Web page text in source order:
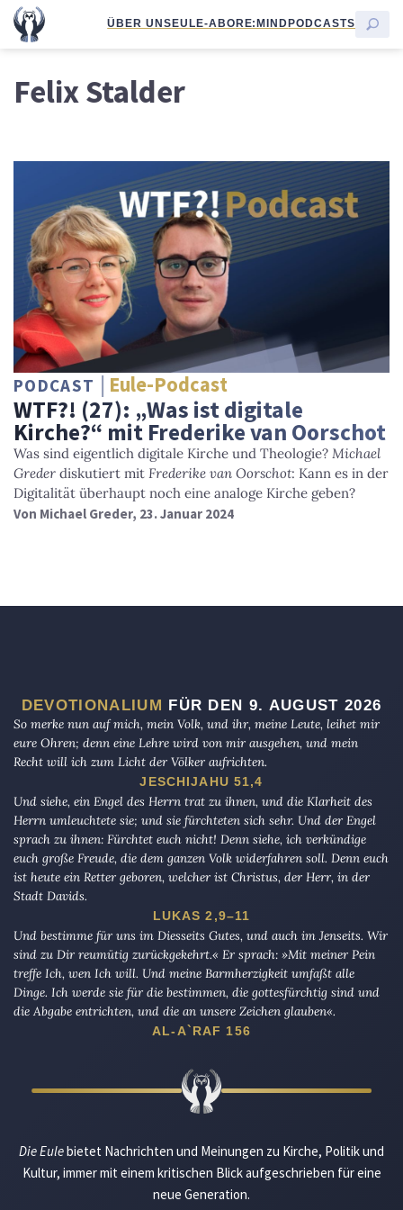
ÜBER UNSEULE-ABORE:MINDPODCASTS
Felix Stalder
PODCAST Eule-Podcast
WTF?! (27): „Was ist digitale
Kirche?“ mit Frederike van Oorschot
Was sind eigentlich digitale Kirche und Theologie? Michael
Greder diskutiert mit Frederike van Oorschot: Kann es in der
Digitalität überhaupt noch eine analoge Kirche geben?
Von Michael Greder, 23. Januar 2024
DEVOTIONALIUM FÜR DEN 9. AUGUST 2026
So merke nun auf mich, mein Volk, und ihr, meine Leute, leihet mir
eure Ohren; denn eine Lehre wird von mir ausgehen, und mein
Recht will ich zum Licht der Völker aufrichten.
JESCHIJAHU 51,4
Und siehe, ein Engel des Herrn trat zu ihnen, und die Klarheit des
Herrn umleuchtete sie; und sie fürchteten sich sehr. Und der Engel
sprach zu ihnen: Fürchtet euch nicht! Denn siehe, ich verkündige
euch große Freude, die dem ganzen Volk widerfahren soll. Denn euch
ist heute ein Retter geboren, welcher ist Christus, der Herr, in der
Stadt Davids.
LUKAS 2,9–11
Und bestimme für uns im Diesseits Gutes, und auch im Jenseits. Wir
sind zu Dir reumütig zurückgekehrt.« Er sprach: »Mit meiner Pein
treffe Ich, wen Ich will. Und meine Barmherzigkeit umfaßt alle
Dinge. Ich werde sie für die bestimmen, die gottesfürchtig sind und
die Abgabe entrichten, und die an unsere Zeichen glauben«.
AL-A`RAF 156
Die Eulebietet Nachrichten und Meinungen zu Kirche, Politik und
Kultur, immer mit einem kritischen Blick aufgeschrieben für eine
neue Generation.